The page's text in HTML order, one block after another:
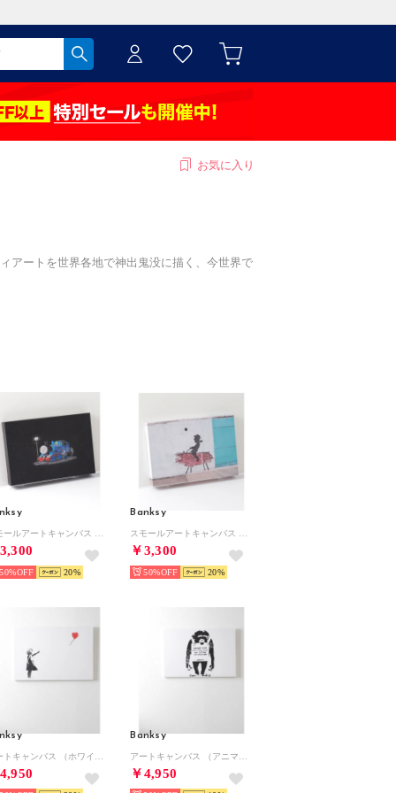
お気に入り
アートを世界各地で神出鬼没に描く、今世界で
50% 20
Banksy
￥3,300
50% 20
Banksy
￥4,950